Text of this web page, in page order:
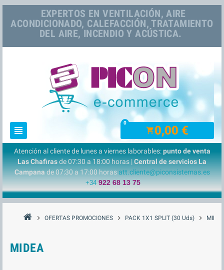
EXPERTOS EN VENTILACIÓN, AIRE
ACONDICIONADO, CALEFACCIÓN, TRATAMIENTO
DEL AIRE, INCENDIO Y ACÚSTICA.
view_headline shopping_cart0,00 €
0
Atención al cliente de lunes a viernes laborables:punto de venta
Las Chafirasde 07:30 a 18:00 horas |Central de servicios La
Campanade 07:30 a 17:00 horasatt.cliente@piconsistemas.es
+34 922 68 13 75
chevron_right OFERTAS PROMOCIONES chevron_right PACK 1X1 SPLIT (30 Uds) chevron_right MIDEA
MIDEA